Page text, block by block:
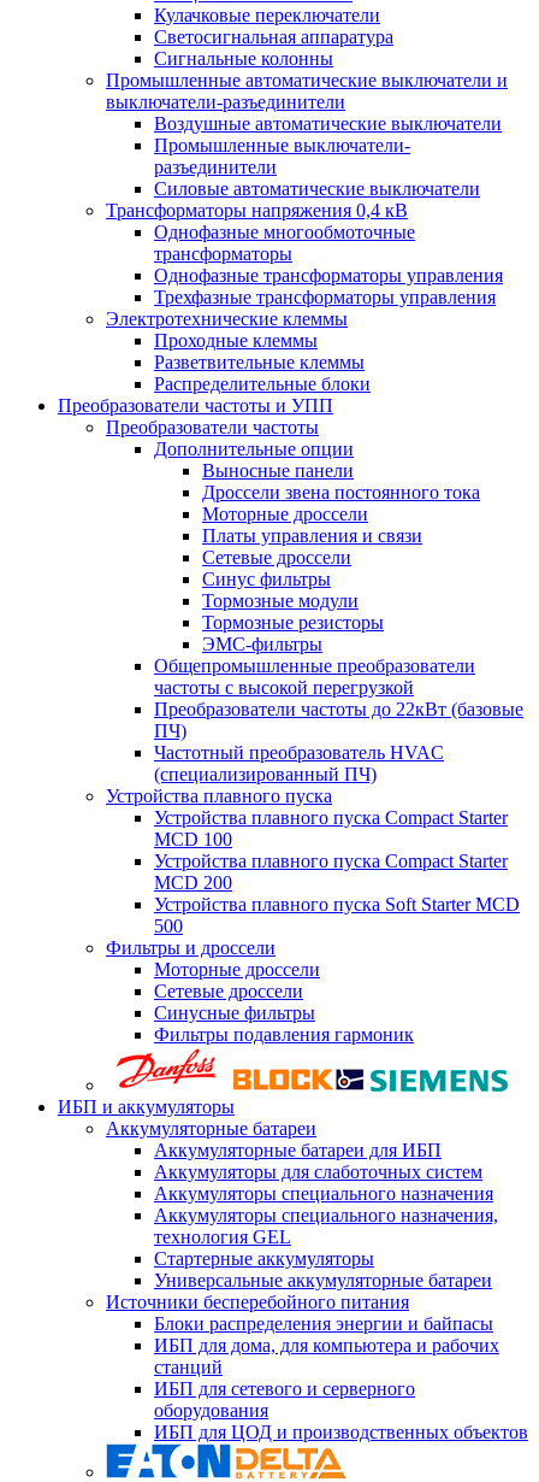
Кулачковые переключатели
Светосигнальная аппаратура
Сигнальные колонны
Промышленные автоматические выключатели и
выключатели-разъединители
Воздушные автоматические выключатели
Промышленные выключатели-
разъединители
Силовые автоматические выключатели
Трансформаторы напряжения 0,4 кВ
Однофазные многообмоточные
трансформаторы
Однофазные трансформаторы управления
Трехфазные трансформаторы управления
Электротехнические клеммы
Проходные клеммы
Разветвительные клеммы
Распределительные блоки
Преобразователи частоты и УПП
Преобразователи частоты
Дополнительные опции
Выносные панели
Дроссели звена постоянного тока
Моторные дроссели
Платы управления и связи
Сетевые дроссели
Синус фильтры
Тормозные модули
Тормозные резисторы
ЭМС-фильтры
Общепромышленные преобразователи
частоты с высокой перегрузкой
Преобразователи частоты до 22кВт (базовые
ПЧ)
Частотный преобразователь HVAC
(специализированный ПЧ)
Устройства плавного пуска
Устройства плавного пуска Compact Starter
MCD 100
Устройства плавного пуска Compact Starter
MCD 200
Устройства плавного пуска Soft Starter MCD
500
Фильтры и дроссели
Моторные дроссели
Сетевые дроссели
Синусные фильтры
Фильтры подавления гармоник
ИБП и аккумуляторы
Аккумуляторные батареи
Аккумуляторные батареи для ИБП
Аккумуляторы для слаботочных систем
Аккумуляторы специального назначения
Аккумуляторы специального назначения,
технология GEL
Стартерные аккумуляторы
Универсальные аккумуляторные батареи
Источники бесперебойного питания
Блоки распределения энергии и байпасы
ИБП для дома, для компьютера и рабочих
станций
ИБП для сетевого и серверного
оборудования
ИБП для ЦОД и производственных объектов